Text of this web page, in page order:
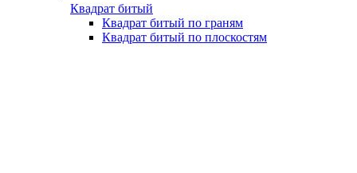
Квадрат битый
Квадрат битый по граням
Квадрат битый по плоскостям